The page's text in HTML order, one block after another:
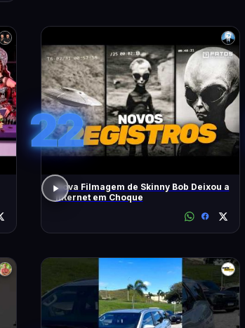
22
Nova Filmagem de Skinny Bob Deixou a
Internet em Choque